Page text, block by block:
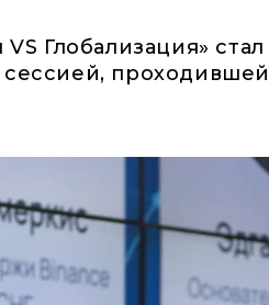
Глобализация»